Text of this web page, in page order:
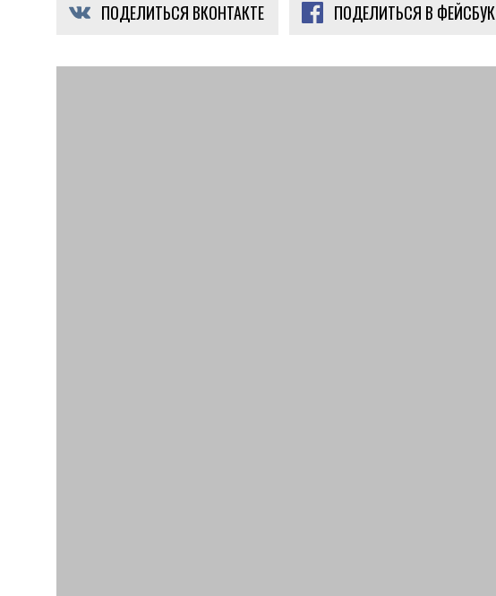
ПОДЕЛИТЬСЯ ВКОНТАКТЕ ПОДЕЛИТЬСЯ В ФЕЙСБУК